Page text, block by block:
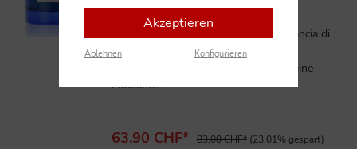
Acqua di Parma Blu Mediterraneo Arancia di
Capri ...
Sofort verfügbar ab CH-Lager - keine
Zollkosten
63,90 CHF* 83,00 CHF* (23.01% gespart)
Akzeptieren
Ablehnen Konfigurieren